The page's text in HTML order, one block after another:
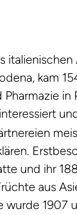
kam
und ihr
aus
wurde 1907